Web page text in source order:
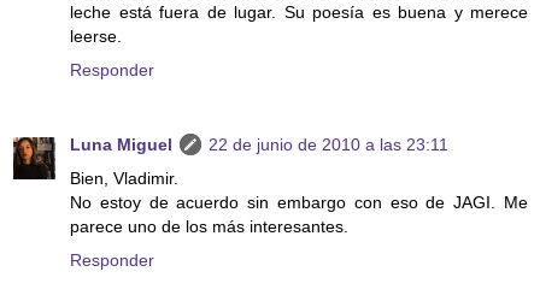
leche está fuera de lugar. Su poesía es buena y merece
leerse.
Responder
Luna Miguel
22 de junio de 2010 a las 23:11
Bien, Vladimir.
No estoy de acuerdo sin embargo con eso de JAGI. Me
parece uno de los más interesantes.
Responder